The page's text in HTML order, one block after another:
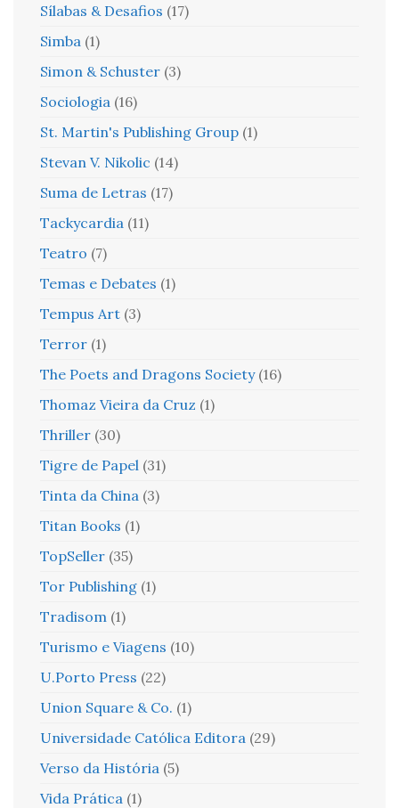
Sílabas & Desafios (17)
Simba (1)
Simon & Schuster (3)
Sociologia (16)
St. Martin's Publishing Group (1)
Stevan V. Nikolic (14)
Suma de Letras (17)
Tackycardia (11)
Teatro (7)
Temas e Debates (1)
Tempus Art (3)
Terror (1)
The Poets and Dragons Society (16)
Thomaz Vieira da Cruz (1)
Thriller (30)
Tigre de Papel (31)
Tinta da China (3)
Titan Books (1)
TopSeller (35)
Tor Publishing (1)
Tradisom (1)
Turismo e Viagens (10)
U.Porto Press (22)
Union Square & Co. (1)
Universidade Católica Editora (29)
Verso da História (5)
Vida Prática (1)